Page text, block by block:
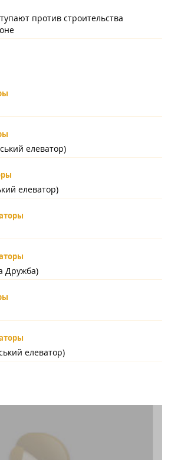
против строительства
елеватор)
елеватор)
Дружба)
елеватор)